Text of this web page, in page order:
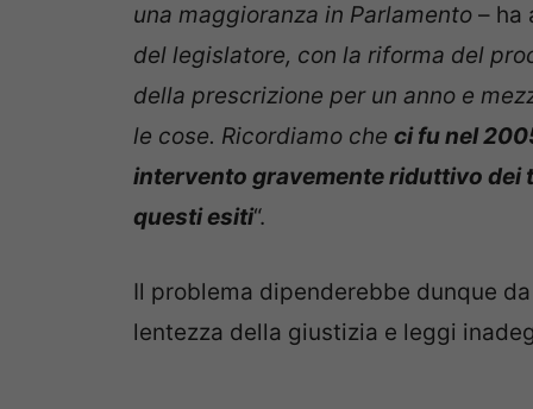
una maggioranza in Parlamento – ha
del legislatore, con la riforma del
della prescrizione per un anno e
le cose. Ricordiamo che ci fu nel
intervento gravemente riduttivo dei
questi esiti“.
Il problema dipenderebbe dunque
lentezza della giustizia e leggi